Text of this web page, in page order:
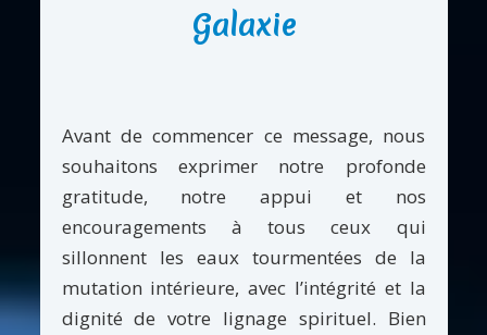
Galaxie
Avant de commencer ce message, nous
souhaitons exprimer notre profonde
gratitude, notre appui et nos
encouragements à tous ceux qui
sillonnent les eaux tourmentées de la
mutation intérieure, avec l’intégrité et la
dignité de votre lignage spirituel. Bien